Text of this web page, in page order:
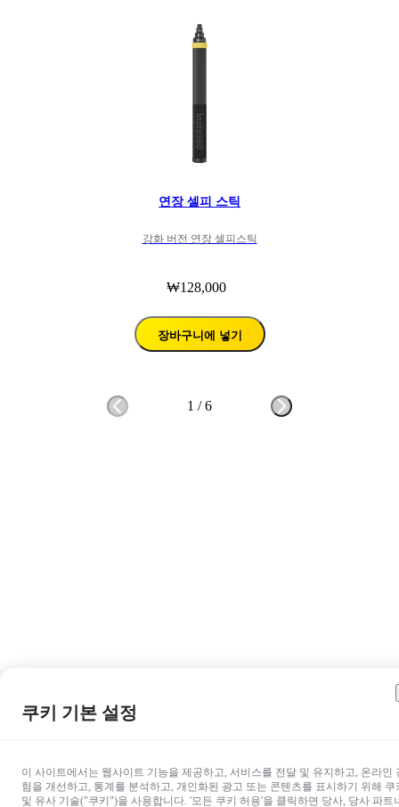
연장 셀피 스틱
강화 버전 연장 셀피스틱
₩128,000
장바구니에 넣기
1 /6
쿠키 기본 설정
이 사이트에서는 웹사이트 기능을 제공하고, 서비스를 전달 및 유지하고, 온라인
험을 개선하고, 통계를 분석하고, 개인화된 광고 또는 콘텐츠를 표시하기 위해 쿠
및 유사 기술("쿠키")을 사용합니다. '모든 쿠키 허용'을 클릭하면 당사, 당사 파트